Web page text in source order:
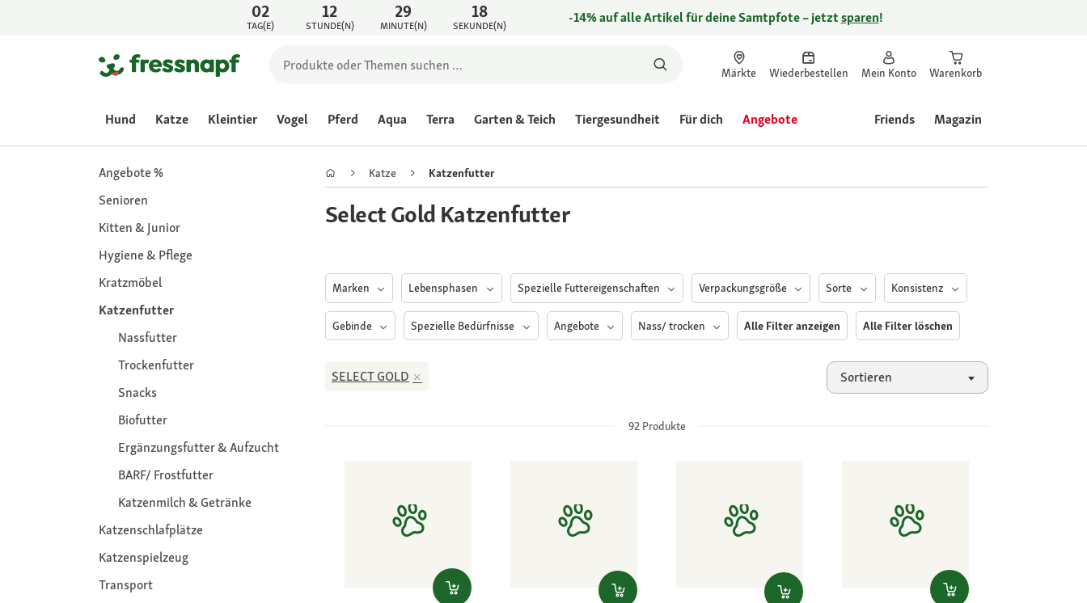
02
TAG(E)
12
STUNDE(N)
29
MINUTE(N)
18
SEKUNDE(N) -14% auf alle Artikel für deine Samtpfote – jetztsparen!
Märkte Wiederbestellen Mein Konto Warenkorb
Hund Katze Kleintier Vogel Pferd Aqua Terra Garten & Teich Tiergesundheit Für dich Angebote Friends Magazin
Angebote %
Senioren
Kitten & Junior
Hygiene & Pflege
Kratzmöbel
Katzenfutter
Nassfutter
Trockenfutter
Snacks
Biofutter
Ergänzungsfutter & Aufzucht
BARF/ Frostfutter
Katzenmilch & Getränke
Katzenschlafplätze
Katzenspielzeug
Transport
Katze Katzenfutter
Select Gold Katzenfutter
Marken Lebensphasen Spezielle Futtereigenschaften Verpackungsgröße Sorte Konsistenz
Gebinde Spezielle Bedürfnisse Angebote Nass/ trocken Alle Filter anzeigen Alle Filter löschen
Sortieren
SELECT GOLD
92Produkte